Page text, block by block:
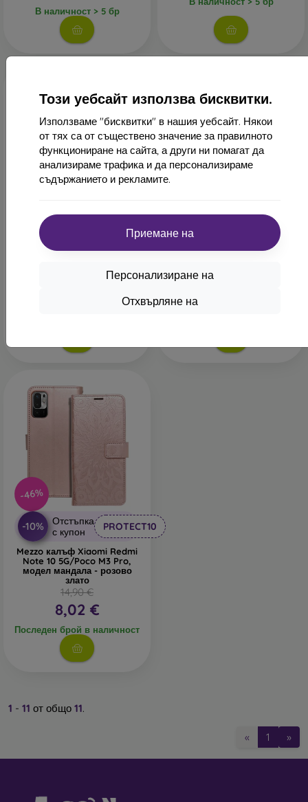
Този уебсайт използва бисквитки.
Използваме "бисквитки" в нашия уебсайт. Някои
от тях са от съществено значение за правилното
функциониране на сайта, а други ни помагат да
анализираме трафика и да персонализираме
съдържанието и рекламите.
Приемане на
Персонализиране на
Отхвърляне на
В нашия онлайн магазин
ще намерите десетки
интересни калъфи за телефони, изработени от различни
материали. Просто изберете този, който е за вас.
В наличност > 5 бр
-43%
Xiaomi Redmi Note 10 5G -
Последен брой в наличност
-10%
Отстъпка
Luna Книжовен калъф от
въглеродни влакна Xiaomi
Pro - Черен
-46%
-10%
Отстъпка
с купон
PROTECT10
Mezzo калъф Xiaomi Redmi
Note 10 5G/Poco M3 Pro,
модел мандала - розово
злато
14,90 €
8,02 €
Последен брой в наличност
1 - 11 от общо 11.
« 1 »